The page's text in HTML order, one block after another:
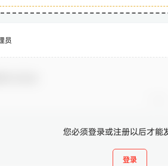
员
您必须登录或注册以后才能
登录